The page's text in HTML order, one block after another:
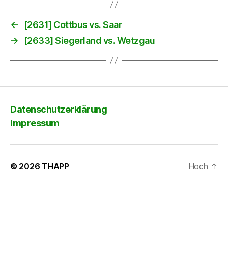
←
[2631] Cottbus vs. Saar
→
[2633] Siegerland vs. Wetzgau
Datenschutzerklärung
Impressum
© 2026 THAPP Hoch ↑